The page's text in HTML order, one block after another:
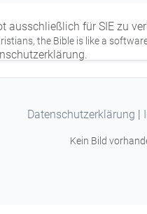
the Bible is like a
Kein Bild
für SIE zu
Datenschutzerklärung |